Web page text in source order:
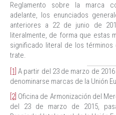
Reglamento sobre la marca
adelante, los enunciados
anteriores a 22 de junio de
literalmente, de forma que estas
significado literal de los
trate.
[1] A partir del 23 de marzo de
denominarse marcas de la Unión
[2] Oficina de Armonización del
del 23 de marzo de 2015,